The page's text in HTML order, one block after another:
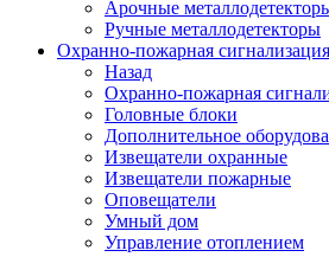
Арочные
Ручные металлодетекторы
Охранно-пожарная сигнализация
Назад
Охранно-пожарная
Головные блоки
Дополнительное
Извещатели охранные
Извещатели пожарные
Оповещатели
Умный дом
Управление отоплением